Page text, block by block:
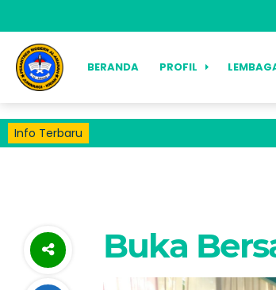
BERANDA PROFIL
Info Terbaru
Buka